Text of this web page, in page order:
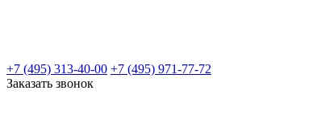
+7 (495) 313-40-00 +7 (495) 971-77-72
Заказать звонок